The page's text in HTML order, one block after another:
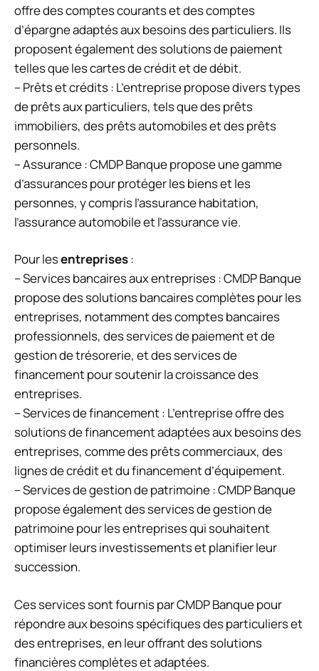
offre des comptes courants et des comptes
d’épargne adaptés aux besoins des particuliers. Ils
proposent également des solutions de paiement
telles que les cartes de crédit et de débit.
– Prêts et crédits : L’entreprise propose divers types
de prêts aux particuliers, tels que des prêts
immobiliers, des prêts automobiles et des prêts
personnels.
– Assurance : CMDP Banque propose une gamme
d’assurances pour protéger les biens et les
personnes, y compris l’assurance habitation,
l’assurance automobile et l’assurance vie.
Pour lesentreprises:
– Services bancaires aux entreprises : CMDP Banque
propose des solutions bancaires complètes pour les
entreprises, notamment des comptes bancaires
professionnels, des services de paiement et de
gestion de trésorerie, et des services de
financement pour soutenir la croissance des
entreprises.
– Services de financement : L’entreprise offre des
solutions de financement adaptées aux besoins des
entreprises, comme des prêts commerciaux, des
lignes de crédit et du financement d’équipement.
– Services de gestion de patrimoine : CMDP Banque
propose également des services de gestion de
patrimoine pour les entreprises qui souhaitent
optimiser leurs investissements et planifier leur
succession.
Ces services sont fournis par CMDP Banque pour
répondre aux besoins spécifiques des particuliers et
des entreprises, en leur offrant des solutions
financières complètes et adaptées.